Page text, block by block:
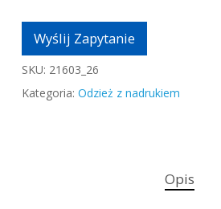
Wyślij Zapytanie
SKU: 21603_26
Kategoria: Odzież z nadrukiem
Opis